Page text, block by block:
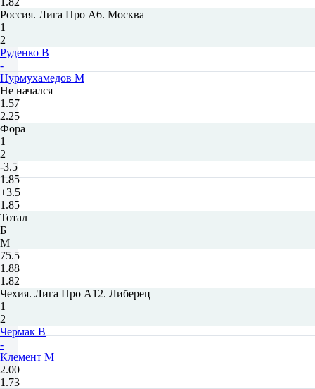
Россия. Лига Про А6. Москва
1
2
Руденко В
-
Нурмухамедов М
Не начался
1.57
2.25
Фора
1
2
-3.5
1.85
+3.5
1.85
Тотал
Б
М
75.5
1.88
1.82
Чехия. Лига Про А12. Либерец
1
2
Чермак В
-
Клемент М
2.00
1.73